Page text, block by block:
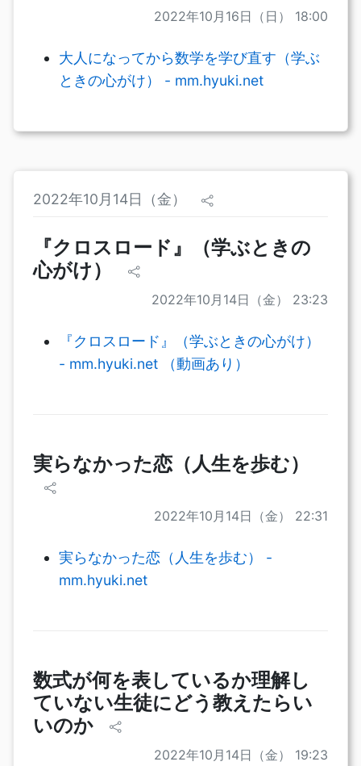
2022年10月16日（日） 18:00
大人になってから数学を学び直す（学ぶ
ときの心がけ） - mm.hyuki.net
2022年10月14日（金）
『クロスロード』（学ぶときの
心がけ）
2022年10月14日（金） 23:23
『クロスロード』（学ぶときの心がけ）
- mm.hyuki.net （動画あり）
実らなかった恋（人生を歩む）
2022年10月14日（金） 22:31
実らなかった恋（人生を歩む） -
mm.hyuki.net
数式が何を表しているか理解し
ていない生徒にどう教えたらい
いのか
2022年10月14日（金） 19:23